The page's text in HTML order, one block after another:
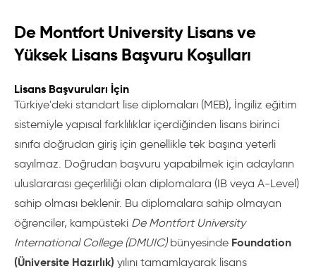
De Montfort University Lisans ve
Yüksek Lisans Başvuru Koşulları
Lisans Başvuruları İçin
Türkiye'deki standart lise diplomaları (MEB), İngiliz eğitim
sistemiyle yapısal farklılıklar içerdiğinden lisans birinci
sınıfa doğrudan giriş için genellikle tek başına yeterli
sayılmaz. Doğrudan başvuru yapabilmek için adayların
uluslararası geçerliliği olan diplomalara (IB veya A-Level)
sahip olması beklenir. Bu diplomalara sahip olmayan
öğrenciler, kampüsteki De Montfort University
International College (DMUIC)bünyesinde Foundation
(Üniversite Hazırlık) yılını tamamlayarak lisans